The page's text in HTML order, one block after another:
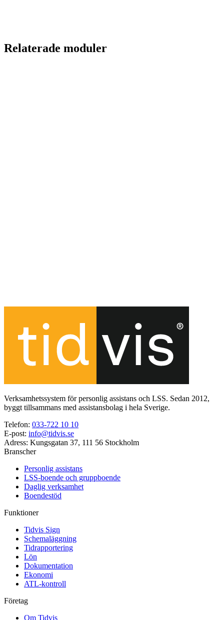
Relaterade moduler
Verksamhetssystem för personlig assistans och LSS. Sedan 2012,
byggt tillsammans med assistansbolag i hela Sverige.
Telefon: 033-722 10 10
E-post: info@tidvis.se
Adress: Kungsgatan 37, 111 56 Stockholm
Branscher
Personlig assistans
LSS-boende och gruppboende
Daglig verksamhet
Boendestöd
Funktioner
Tidvis Sign
Schemaläggning
Tidrapportering
Lön
Dokumentation
Ekonomi
ATL-kontroll
Företag
Om Tidvis